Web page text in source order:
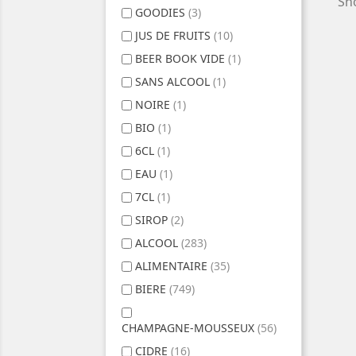
GOODIES (3)
JUS DE FRUITS (10)
BEER BOOK VIDE (1)
SANS ALCOOL (1)
NOIRE (1)
BIO (1)
6CL (1)
EAU (1)
7CL (1)
SIROP (2)
ALCOOL (283)
ALIMENTAIRE (35)
BIERE (749)
CHAMPAGNE-MOUSSEUX (56)
CIDRE (16)